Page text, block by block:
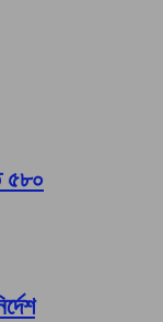
৫৮০